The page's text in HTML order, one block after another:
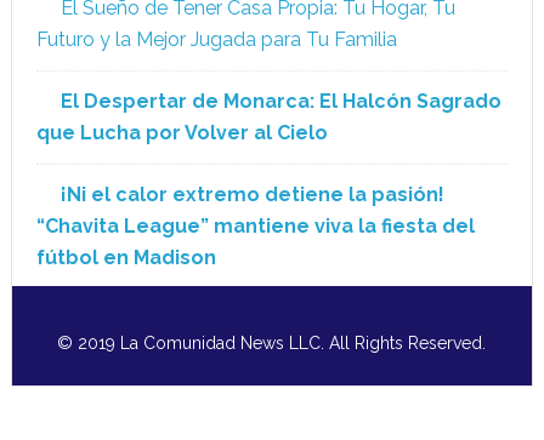
El Sueño de Tener Casa Propia: Tu Hogar, Tu
Futuro y la Mejor Jugada para Tu Familia
El Despertar de Monarca: El Halcón Sagrado
que Lucha por Volver al Cielo
¡Ni el calor extremo detiene la pasión!
“Chavita League” mantiene viva la fiesta del
fútbol en Madison
© 2019 La Comunidad News LLC. All Rights Reserved.